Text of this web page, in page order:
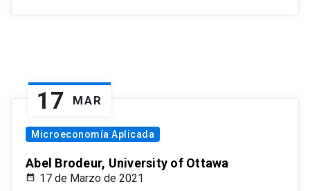
17 MAR
Microeconomía Aplicada
Abel Brodeur, University of Ottawa
17 de Marzo de 2021